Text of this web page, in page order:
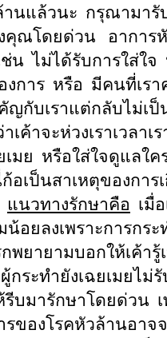
นแล้วนะ กรุณามารั
คุณโดยด่วน
อาการ
ช่น ไม่ได้รับการใส่ใจ
งการ หรือ มีคนที่เรา
ญกับเราแต่กลับไม่เป็
เค้าจะห่วงเราเวลาเ
มย หรือใส่ใจดูแลใค
อเป็นสาเหตุของการ
แนวทางรักษาคือ เมื่
น้อยลงเพราะการกร
พยายามบอกให้เค้ารู้
กระทำยังเฉยเมยไม่รั
รีบมารักษาโดยด่วน
รของโรคหัวล้านอาจ